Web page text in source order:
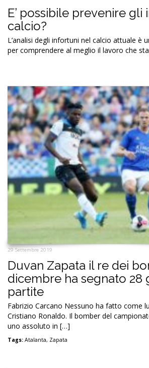
E’ possibile prevenire
calcio?
L’analisi degli infortuni nel calcio attuale è
per comprendere al meglio il lavoro che
29 Settembre 2019
Duvan Zapata il re dei
dicembre ha segnato 28
partite
Fabrizio Carcano Nessuno ha fatto come
Cristiano Ronaldo. Il bomber del
uno assoluto in […]
Tags: Atalanta, Zapata